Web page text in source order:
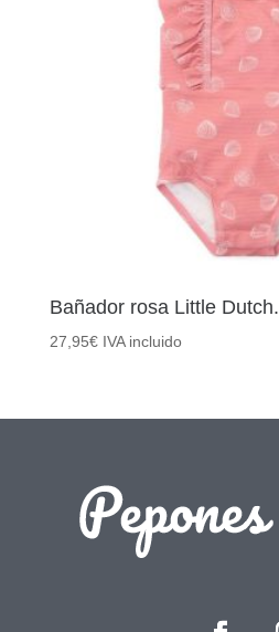
Bañador rosa Little Dutch.
27,95€ IVA incluido